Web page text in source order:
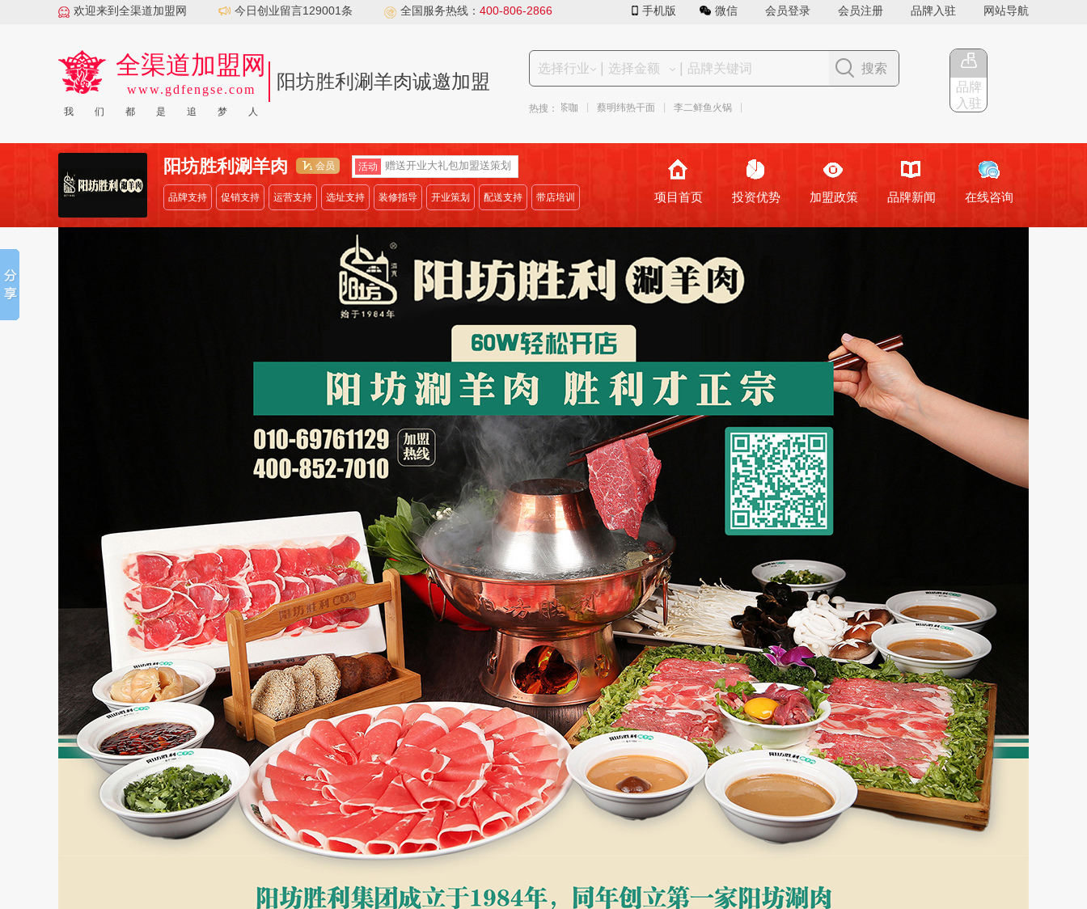
欢迎来到全渠道加盟网 今日创业留言129001条 全国服务热线： 400-806-2866 手机版 微信 会员登录 会员注册 品牌入驻 网站导航
全渠道加盟网
www.gdfengse.com
我 们 都 是 追 梦 人
阳坊胜利涮羊肉诚邀加盟
搜索
热搜：
顶刮刮汽配 爱唱YOLO 岳灵生发 | 蔡明纬热干面 | 李二鲜鱼火锅 |
品牌
入驻
阳坊胜利涮羊肉 会员 活动 赠送开业大礼包加盟送策划
品牌支持 促销支持 运营支持 选址支持 装修指导 开业策划 配送支持 带店培训 项目首页 投资优势 加盟政策 品牌新闻 在线咨询